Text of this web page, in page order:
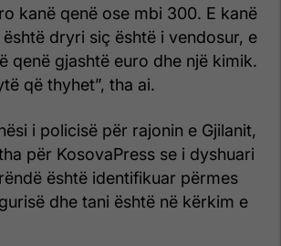
kanë qenë ose mbi 300. E kanë
dryri siç është i vendosur, e
qenë gjashtë euro dhe një kimik.
që thyhet”, tha ai.
i policisë për rajonin e Gjilanit,
për KosovaPress se i dyshuari
është identifikuar përmes
dhe tani është në kërkim e